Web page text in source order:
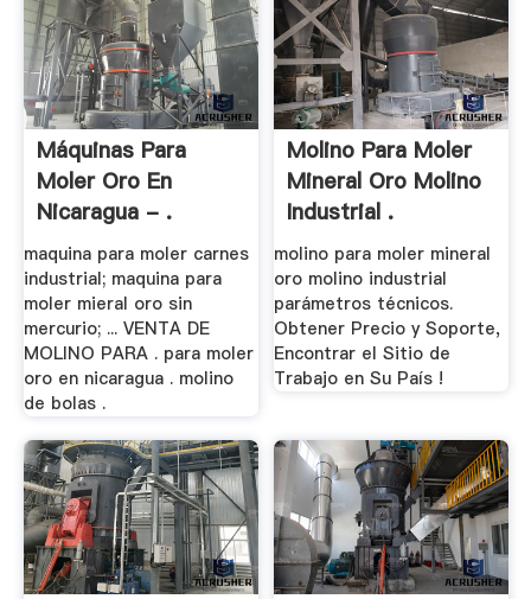
Máquinas Para
Moler Oro En
Nicaragua - .
maquina para moler carnes
industrial; maquina para
moler mieral oro sin
mercurio; ... VENTA DE
MOLINO PARA . para moler
oro en nicaragua . molino
de bolas .
Molino Para Moler
Mineral Oro Molino
Industrial .
molino para moler mineral
oro molino industrial
parámetros técnicos.
Obtener Precio y Soporte,
Encontrar el Sitio de
Trabajo en Su País !